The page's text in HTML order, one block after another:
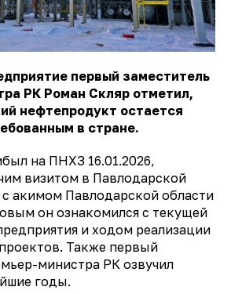
первый заместитель
РК Роман Скляр отметил,
нефтепродукт остается
в стране.
на ПНХЗ 16.01.2026,
визитом в Павлодарской
акимом Павлодарской области
он ознакомился с текущей
и ходом реализации
Также первый
министра РК озвучил
годы.